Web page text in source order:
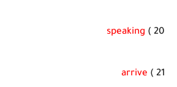
20 )
speaking
21 )
arrive